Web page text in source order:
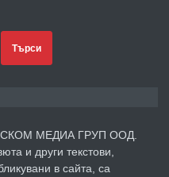
преди 1 година
Търси
ЕСКОМ МЕДИА ГРУП ООД.
и други текстови,
в сайта, са